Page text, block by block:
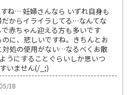
ね… 妊婦さんなら いずれ自身も
からイライラしてる…なんてな
赤ちゃん迎える方も多いです
に、悲しいですね。きちんとお
処の使用がない…なるべくお散
うにすることぐらいしか思いつ
いません(/_;)
18